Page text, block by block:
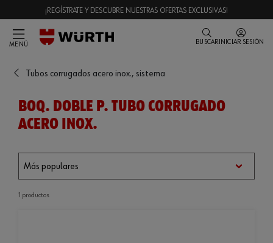
¡REGÍSTRATE Y DESCUBRE NUESTRAS OFERTAS EXCLUSIVAS!
MENÚ BUSCAR INICIAR SESIÓN
Tubos corrugados acero inox., sistema
BOQ. DOBLE P. TUBO CORRUGADO
ACERO INOX.
1 productos